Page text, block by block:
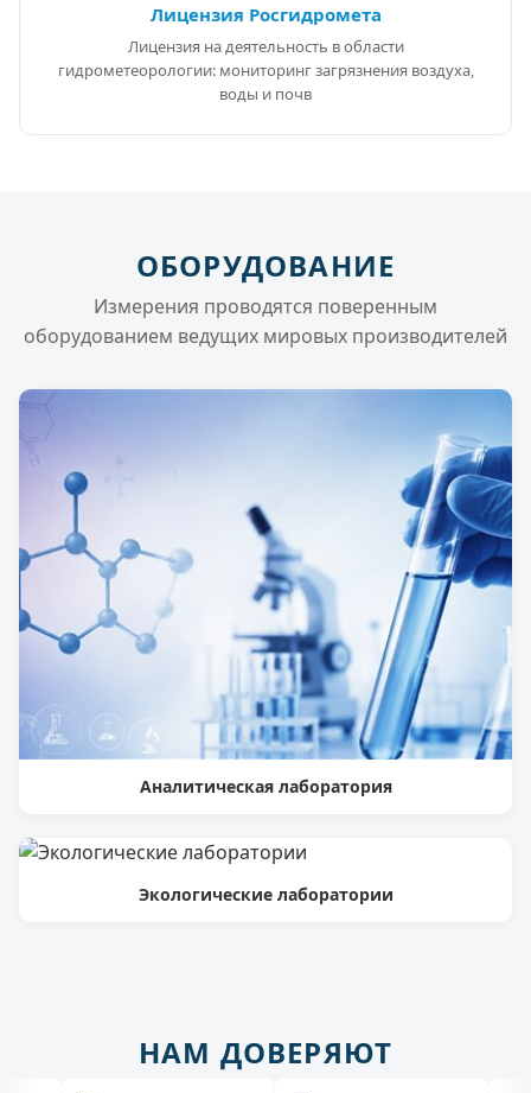
Лицензия Росгидромета
Лицензия на деятельность в области
гидрометеорологии: мониторинг загрязнения воздуха,
воды и почв
ОБОРУДОВАНИЕ
Измерения проводятся поверенным
оборудованием ведущих мировых производителей
Аналитическая лаборатория
Экологические лаборатории
НАМ ДОВЕРЯЮТ